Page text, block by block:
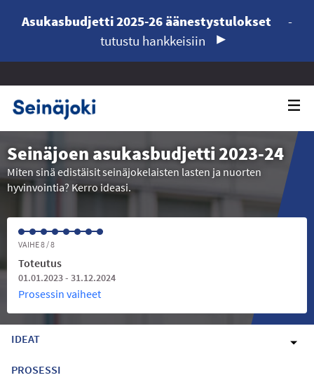
Asukasbudjetti 2025-26 äänestystulokset
-
tutustu hankkeisiin
Seinäjoen asukasbudjetti 2023-24
Miten sinä edistäisit seinäjokelaisten lasten ja nuorten
hyvinvointia? Kerro ideasi.
VAIHE 8 / 8
Toteutus
01.01.2023 - 31.12.2024
Prosessin vaiheet
IDEAT
PROSESSI